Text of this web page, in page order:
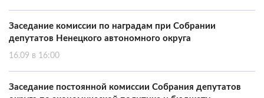
Заседание комиссии по наградам при Собрании
депутатов Ненецкого автономного округа
16.09 в 16:00
Заседание постоянной комиссии Собрания депутатов